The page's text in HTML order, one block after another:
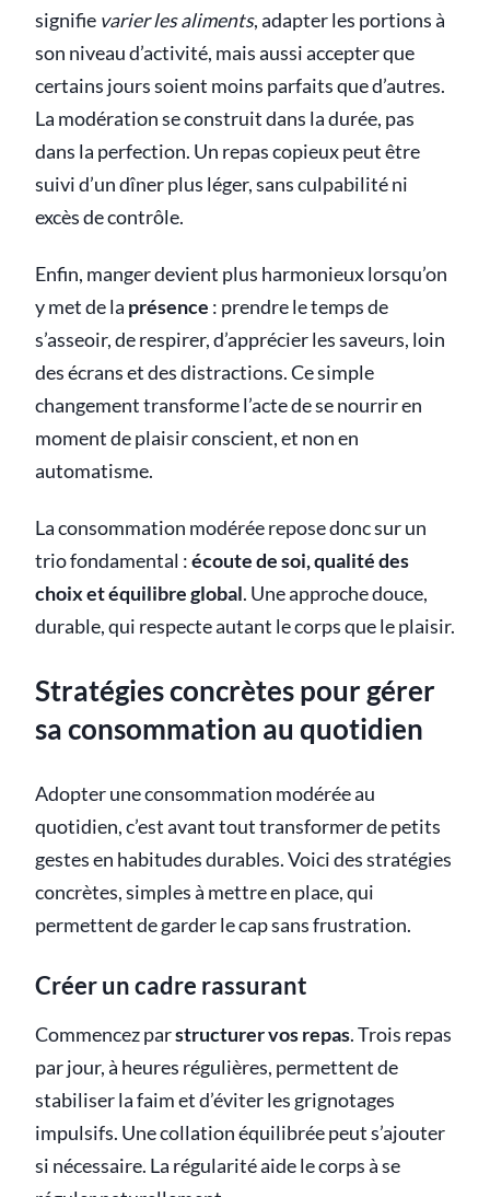
signifie varier les aliments, adapter les portions à
son niveau d’activité, mais aussi accepter que
certains jours soient moins parfaits que d’autres.
La modération se construit dans la durée, pas
dans la perfection. Un repas copieux peut être
suivi d’un dîner plus léger, sans culpabilité ni
excès de contrôle.
Enfin, manger devient plus harmonieux lorsqu’on
y met de la présence : prendre le temps de
s’asseoir, de respirer, d’apprécier les saveurs, loin
des écrans et des distractions. Ce simple
changement transforme l’acte de se nourrir en
moment de plaisir conscient, et non en
automatisme.
La consommation modérée repose donc sur un
trio fondamental :écoute de soi, qualité des
choix et équilibre global. Une approche douce,
durable, qui respecte autant le corps que le plaisir.
Stratégies concrètes pour gérer
sa consommation au quotidien
Adopter une consommation modérée au
quotidien, c’est avant tout transformer de petits
gestes en habitudes durables. Voici des stratégies
concrètes, simples à mettre en place, qui
permettent de garder le cap sans frustration.
Créer un cadre rassurant
Commencez parstructurer vos repas. Trois repas
par jour, à heures régulières, permettent de
stabiliser la faim et d’éviter les grignotages
impulsifs. Une collation équilibrée peut s’ajouter
si nécessaire. La régularité aide le corps à se